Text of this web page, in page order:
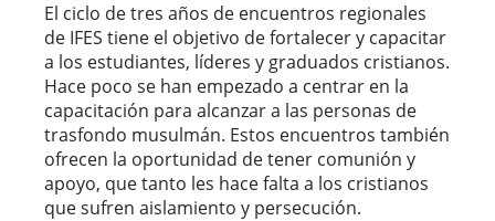
El ciclo de tres años de encuentros regionales
de IFES tiene el objetivo de fortalecer y capacitar
a los estudiantes, líderes y graduados cristianos.
Hace poco se han empezado a centrar en la
capacitación para alcanzar a las personas de
trasfondo musulmán. Estos encuentros también
ofrecen la oportunidad de tener comunión y
apoyo, que tanto les hace falta a los cristianos
que sufren aislamiento y persecución.